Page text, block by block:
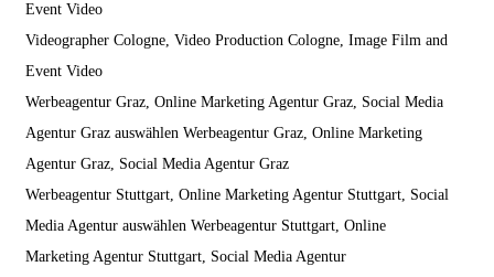
Event Video
Videographer Cologne, Video Production Cologne, Image Film and
Event Video
Werbeagentur Graz, Online Marketing Agentur Graz, Social Media
Agentur Graz auswählen Werbeagentur Graz, Online Marketing
Agentur Graz, Social Media Agentur Graz
Werbeagentur Stuttgart, Online Marketing Agentur Stuttgart, Social
Media Agentur auswählen Werbeagentur Stuttgart, Online
Marketing Agentur Stuttgart, Social Media Agentur